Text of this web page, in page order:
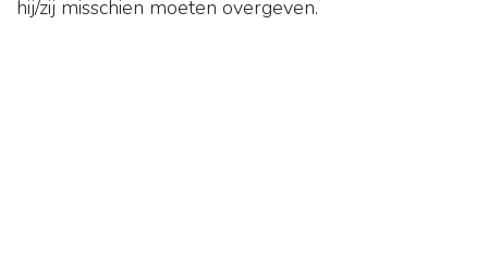
hij/zij misschien moeten overgeven.